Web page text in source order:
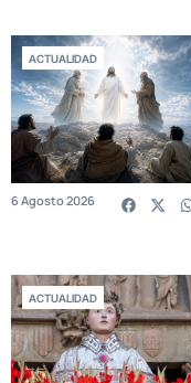
ACTUALIDAD
6 Agosto 2026
ACTUALIDAD